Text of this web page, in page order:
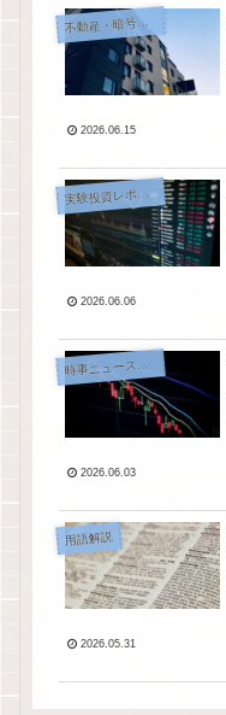
不動産・暗号資産・その他投資
2026.06.15
実
験投資レポート
2026.06.06
時
事ニュース・考察
2026.06.03
用語解説
2026.05.31